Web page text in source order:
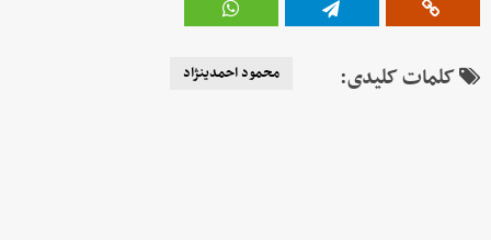
کلمات کلیدی: محمود احمدینژاد